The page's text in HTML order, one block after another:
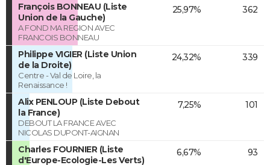
François BONNEAU (Liste
Union de la Gauche)
A FOND MA REGION AVEC
FRANCOIS BONNEAU
25,97% 362
Philippe VIGIER (Liste Union
de la Droite)
Centre - Val de Loire, la
Renaissance !
24,32% 339
Alix PENLOUP (Liste Debout
la France)
DEBOUT LA FRANCE AVEC
NICOLAS DUPONT-AIGNAN
7,25% 101
Charles FOURNIER (Liste
d'Europe-Ecologie-Les Verts)
6,67% 93